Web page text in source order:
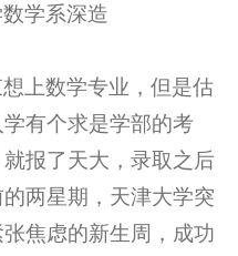
学系深造
上数学专业，但是估
有个求是学部的考
报了天大，录取之后
两星期，天津大学突
焦虑的新生周，成功